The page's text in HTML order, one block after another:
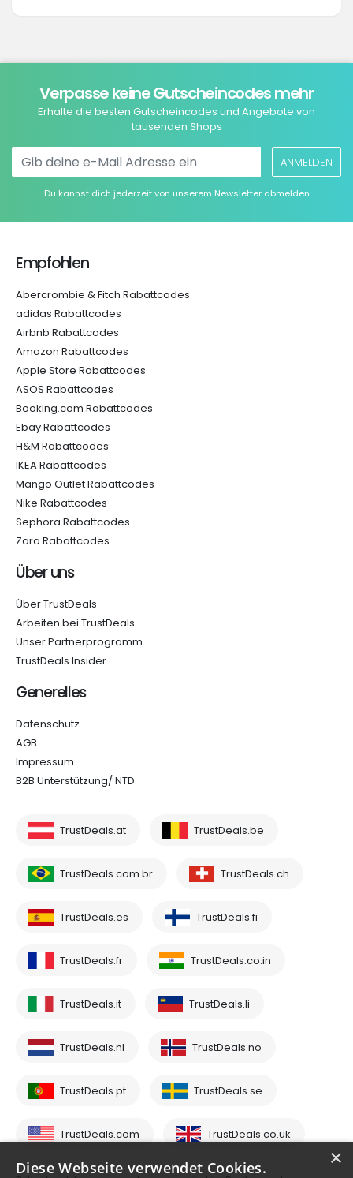
Verpasse keine Gutscheincodes mehr
Erhalte die besten Gutscheincodes und Angebote von
tausenden Shops
ANMELDEN
Du kannst dich jederzeit von unserem Newsletter abmelden
Empfohlen
Abercrombie & Fitch Rabattcodes
adidas Rabattcodes
Airbnb Rabattcodes
Amazon Rabattcodes
Apple Store Rabattcodes
ASOS Rabattcodes
Booking.com Rabattcodes
Ebay Rabattcodes
H&M Rabattcodes
IKEA Rabattcodes
Mango Outlet Rabattcodes
Nike Rabattcodes
Sephora Rabattcodes
Zara Rabattcodes
Über uns
Über TrustDeals
Arbeiten bei TrustDeals
Unser Partnerprogramm
TrustDeals Insider
Generelles
Datenschutz
AGB
Impressum
B2B Unterstützung/ NTD
TrustDeals.at TrustDeals.be
TrustDeals.com.br TrustDeals.ch
TrustDeals.es TrustDeals.fi
TrustDeals.fr TrustDeals.co.in
TrustDeals.it TrustDeals.li
TrustDeals.nl TrustDeals.no
TrustDeals.pt TrustDeals.se
TrustDeals.com TrustDeals.co.uk
×
Diese Webseite verwendet Cookies.